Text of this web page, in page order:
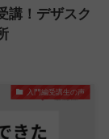
講！デザスク
入門編受講生の声